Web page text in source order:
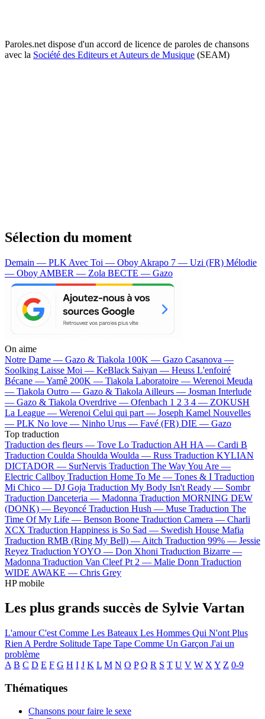
Paroles.net dispose d'un accord de licence de paroles de chansons
avec la Société des Editeurs et Auteurs de Musique (SEAM)
Sélection du moment
Demain — PLK Avec Toi — Oboy Akrapo 7 — Uzi (FR) Mélodie
— Oboy AMBER — Zola BECTE — Gazo
On aime
Notre Dame — Gazo & Tiakola 100K — Gazo Casanova —
Soolking Laisse Moi — KeBlack Saiyan — Heuss L'enfoiré
Bécane —Yamê 200K — Tiakola Laboratoire — Werenoi Meuda
— Tiakola Outro — Gazo & Tiakola Ailleurs — Josman Interlude
— Gazo & Tiakola Overdrive — Ofenbach 1 2 3 4 — ZOKUSH
La League — Werenoi Celui qui part — Joseph Kamel Nouvelles
— PLK No love — Ninho Urus — Favé (FR) DIE — Gazo
Top traduction
Traduction des fleurs — Tove Lo Traduction AH HA — Cardi B
Traduction Coulda Shoulda Woulda — Russ Traduction KYLIAN
DICTADOR — SurNervis Traduction The Way You Are —
Electric Callboy Traduction Home To Me — Tones & I Traduction
Mi Chico — DJ Goja Traduction My Body Isn't Ready — Sombr
Traduction Danceteria — Madonna Traduction MORNING DEW
(DONK) — Beyoncé Traduction Hush — Muse Traduction The
Time Of My Life — Benson Boone Traduction Camera — Charli
XCX Traduction Happiness is So Sad — Swedish House Mafia
Traduction RMB (Ring My Bell) — Aitch Traduction 99% — Jessie
Reyez Traduction YOYO — Don Xhoni Traduction Bizarre —
Madonna Traduction Van Cleef Pt 2 — Malie Donn Traduction
WIDE AWAKE — Chris Grey
HP mobile
Les plus grands succès de Sylvie Vartan
L'amour C'est Comme Les Bateaux Les Hommes Qui N'ont Plus
Rien A Perdre Solitude Tape Tape Comme Un Garçon J'ai un
problème
A B C D E F G H I J K L M N O P Q R S T U V W X Y Z 0-9
Thématiques
Chansons pour faire le sexe